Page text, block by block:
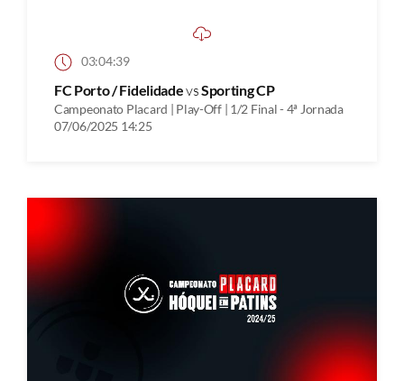
03:04:39
FC Porto / FidelidadevsSporting CP
Campeonato Placard | Play-Off | 1/2 Final - 4ª Jornada
07/06/2025 14:25